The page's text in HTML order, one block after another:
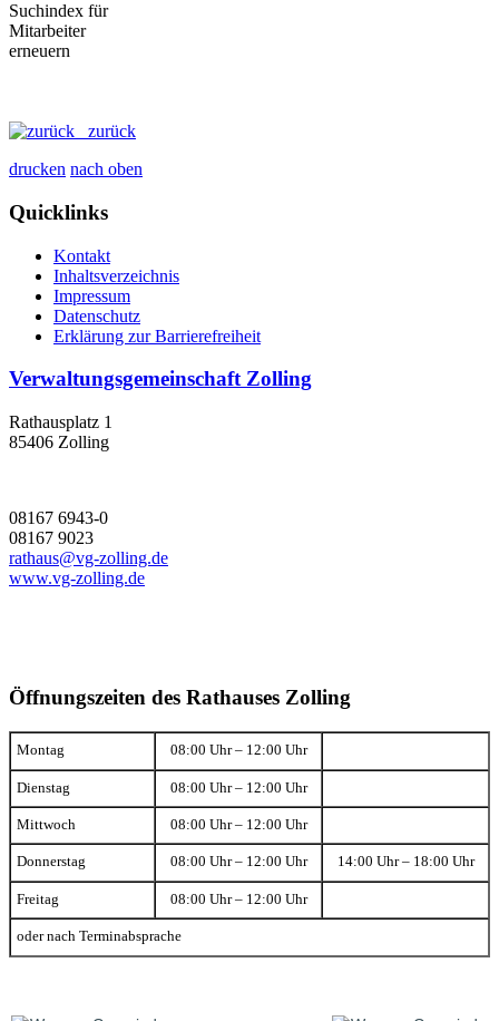
zurück
drucken nach oben
Quicklinks
Kontakt
Inhaltsverzeichnis
Impressum
Datenschutz
Erklärung zur Barrierefreiheit
Verwaltungsgemeinschaft Zolling
Rathausplatz 1
85406 Zolling
08167 6943-0
08167 9023
rathaus@vg-zolling.de
www.vg-zolling.de
Öffnungszeiten des Rathauses Zolling
Montag 08:00 Uhr – 12:00 Uhr
Dienstag 08:00 Uhr – 12:00 Uhr
Mittwoch 08:00 Uhr – 12:00 Uhr
Donnerstag 08:00 Uhr – 12:00 Uhr 14:00 Uhr – 18:00 Uhr
Freitag 08:00 Uhr – 12:00 Uhr
oder nach Terminabsprache